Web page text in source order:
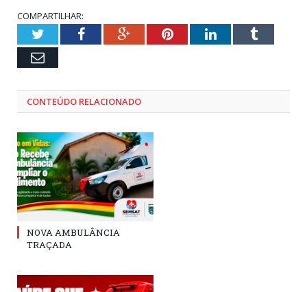
COMPARTILHAR:
TwitterFacebookGoogle+PinterestLinkedInTumblr
Email
CONTEÚDO RELACIONADO
NOVA AMBULÂNCIA
TRAÇADA